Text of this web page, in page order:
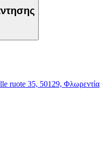
ruote 35, 50129, Φλωρεντία